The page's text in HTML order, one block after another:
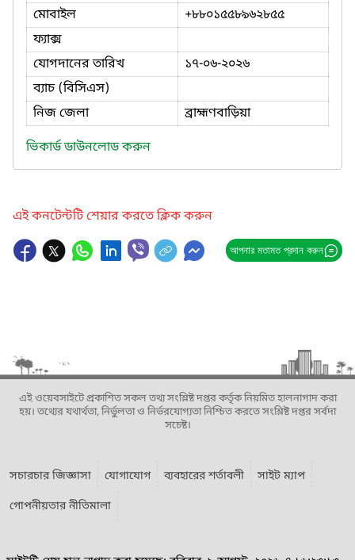
মোবাইল
+৮৮০১৫৫৮৯৬২৮৫৫
ফ্যাক্স
যোগদানের তারিখ
১৭-০৬-২০২৬
ব্যাচ (বিসিএস)
নিজ জেলা
ব্রাহ্মণবাড়িয়া
ভিকার্ড ডাউনলোড করুন
এই কনটেন্টটি শেয়ার করতে ক্লিক করুন
আপনার মতামত প্রদান করুন
এই ওয়েবসাইটে প্রকাশিত সকল তথ্য সংশ্লিষ্ট দপ্তর কর্তৃক নিয়মিত হালনাগাদ করা
হয়। তথ্যের যথার্থতা, নির্ভুলতা ও নির্ভরযোগ্যতা নিশ্চিত করতে সংশ্লিষ্ট দপ্তর সর্বদা
সচেষ্ট।
সচারচার জিজ্ঞাসা যোগাযোগ ব্যবহারের শর্তাবলী
সাইট ম্যাপ
গোপনীয়তার নীতিমালা